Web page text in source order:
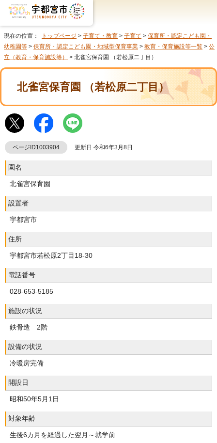
現在の位置： トップページ > 子育て・教育 > 子育て > 保育所・認定こども園・
幼稚園等 > 保育所・認定こども園・地域型保育事業 > 教育・保育施設等一覧 > 公
立（教育・保育施設等）
> 北雀宮保育園 （若松原二丁目）
北雀宮保育園 （若松原二丁目）
ページID1003904 更新日 令和6年3月8日
園名
北雀宮保育園
設置者
宇都宮市
住所
宇都宮市若松原2丁目18-30
電話番号
028-653-5185
施設の状況
鉄骨造 2階
設備の状況
冷暖房完備
開設日
昭和50年5月1日
対象年齢
生後6カ月を経過した翌月～就学前